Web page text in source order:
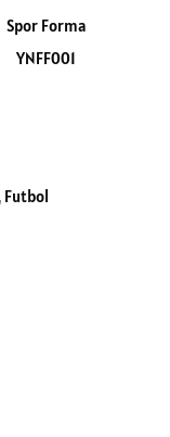
Spor Forma
YNFF001
Futbol